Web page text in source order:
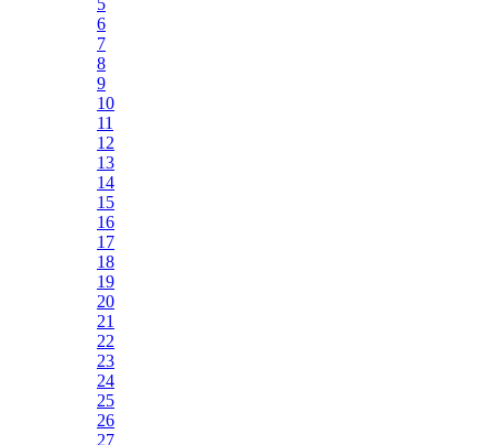
5
6
7
8
9
10
11
12
13
14
15
16
17
18
19
20
21
22
23
24
25
26
27